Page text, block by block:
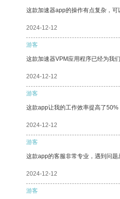
这款加速器app的操作有点复杂，可
2024-12-12
游客
这款加速器VPM应用程序已经为我
2024-12-12
游客
这款app让我的工作效率提高了
2024-12-12
游客
这款app的客服非常专业，遇到问题
2024-12-12
游客